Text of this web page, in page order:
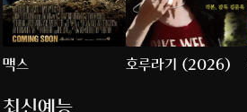
맥스 호루라기 (2026)